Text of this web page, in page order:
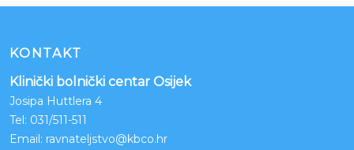
KONTAKT
Klinički bolnički centar Osijek
Josipa Huttlera 4
Tel: 031/511-511
Email: ravnateljstvo@kbco.hr